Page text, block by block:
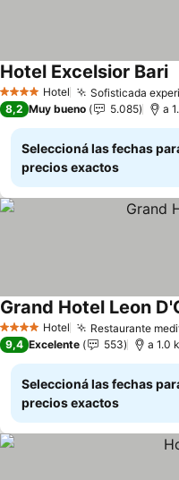
4 EstrellasHotel Sofisticada
Hotel Excelsior Bari
8,2 Muy bueno 5.085 a
Seleccioná las fechas
precios exactos
4 EstrellasHotel Restaurante
Grand Hotel Leon
9,4 Excelente 553 a 1.0
Seleccioná las fechas
precios exactos